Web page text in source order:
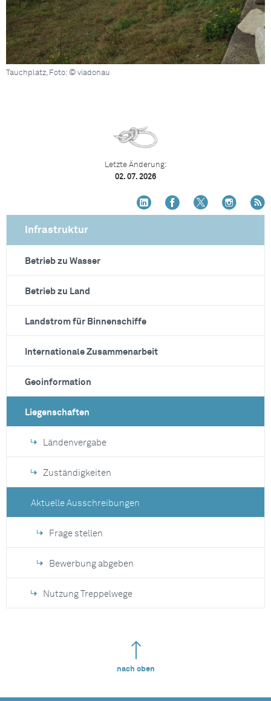
Tauchplatz, Foto: © viadonau
Letzte Änderung:
02. 07. 2026
Infrastruktur
Betrieb zu Wasser
Betrieb zu Land
Landstrom für Binnenschiffe
Internationale Zusammenarbeit
Geoinformation
Liegenschaften
Ländenvergabe
Zuständigkeiten
Aktuelle Ausschreibungen
Frage stellen
Bewerbung abgeben
Nutzung Treppelwege
nach oben